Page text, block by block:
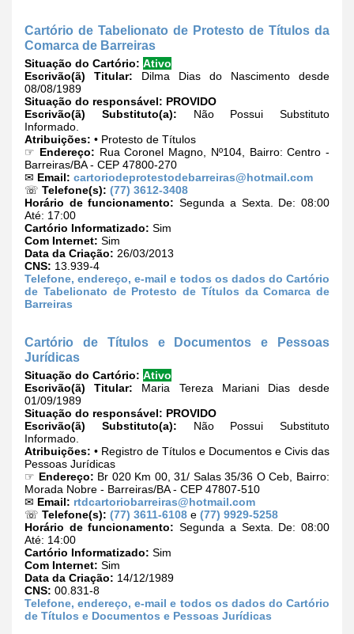
Cartório de Tabelionato de Protesto de Títulos da
Comarca de Barreiras
Situação do Cartório: Ativo
Escrivão(ã) Titular: Dilma Dias do Nascimento desde
08/08/1989
Situação do responsável: PROVIDO
Escrivão(ã) Substituto(a): Não Possui Substituto
Informado.
Atribuições: • Protesto de Títulos
☞ Endereço: Rua Coronel Magno, Nº104, Bairro: Centro -
Barreiras/BA - CEP 47800-270
✉ Email: cartoriodeprotestodebarreiras@hotmail.com
☏ Telefone(s): (77) 3612-3408
Horário de funcionamento: Segunda a Sexta. De: 08:00
Até: 17:00
Cartório Informatizado: Sim
Com Internet: Sim
Data da Criação: 26/03/2013
CNS: 13.939-4
Telefone, endereço, e-mail e todos os dados do Cartório
de Tabelionato de Protesto de Títulos da Comarca de
Barreiras
Cartório de Títulos e Documentos e Pessoas
Jurídicas
Situação do Cartório: Ativo
Escrivão(ã) Titular: Maria Tereza Mariani Dias desde
01/09/1989
Situação do responsável: PROVIDO
Escrivão(ã) Substituto(a): Não Possui Substituto
Informado.
Atribuições: • Registro de Títulos e Documentos e Civis das
Pessoas Jurídicas
☞ Endereço: Br 020 Km 00, 31/ Salas 35/36 O Ceb, Bairro:
Morada Nobre - Barreiras/BA - CEP 47807-510
✉ Email: rtdcartoriobarreiras@hotmail.com
☏ Telefone(s): (77) 3611-6108 e (77) 9929-5258
Horário de funcionamento: Segunda a Sexta. De: 08:00
Até: 14:00
Cartório Informatizado: Sim
Com Internet: Sim
Data da Criação: 14/12/1989
CNS: 00.831-8
Telefone, endereço, e-mail e todos os dados do Cartório
de Títulos e Documentos e Pessoas Jurídicas